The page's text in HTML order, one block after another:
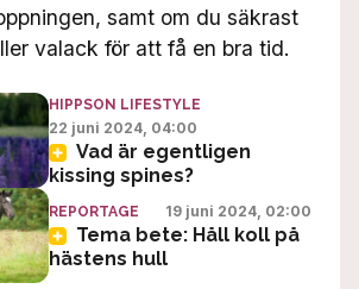
samt om du säkrast
valack för att få en bra tid.
HIPPSON LIFESTYLE
22 juni 2024, 04:00
Vad är egentligen
kissing spines?
REPORTAGE 19 juni 2024, 02:00
Tema bete: Håll koll på
hästens hull